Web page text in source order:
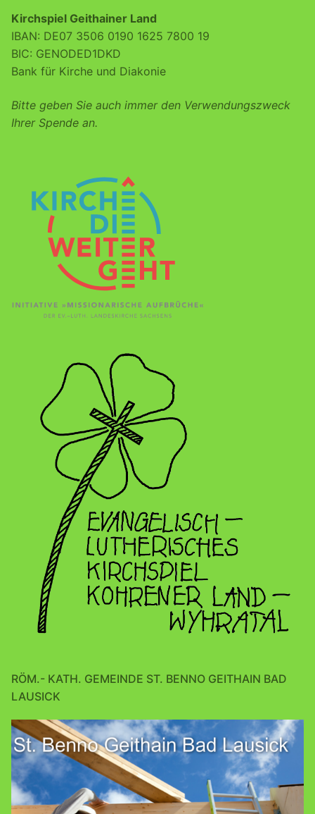
Kirchspiel Geithainer Land
IBAN: DE07 3506 0190 1625 7800 19
BIC: GENODED1DKD
Bank für Kirche und Diakonie
Bitte geben Sie auch immer den Verwendungszweck
Ihrer Spende an.
RÖM.- KATH. GEMEINDE ST. BENNO GEITHAIN BAD
LAUSICK